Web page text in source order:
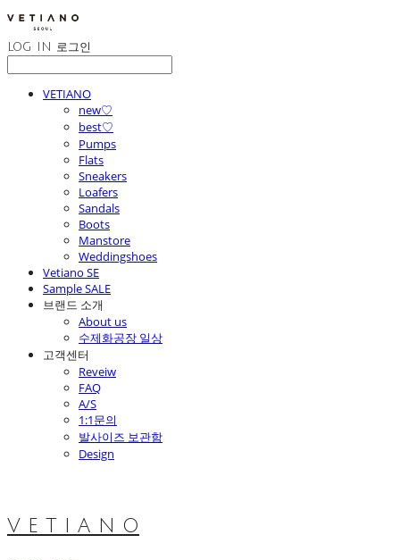
LOG IN 로그인
VETIANO
new♡
best♡
Pumps
Flats
Sneakers
Loafers
Sandals
Boots
Manstore
Weddingshoes
Vetiano SE
Sample SALE
브랜드 소개
About us
수제화공장 일상
고객센터
Reveiw
FAQ
A/S
1:1문의
발사이즈 보관함
Design
V E T I A N O